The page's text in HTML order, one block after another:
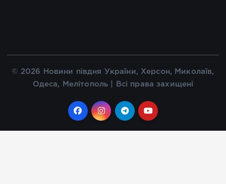
© 2026 Новини півдня України, Херсон, Миколаїв,
Одеса, Мелітополь | Всі права захищені